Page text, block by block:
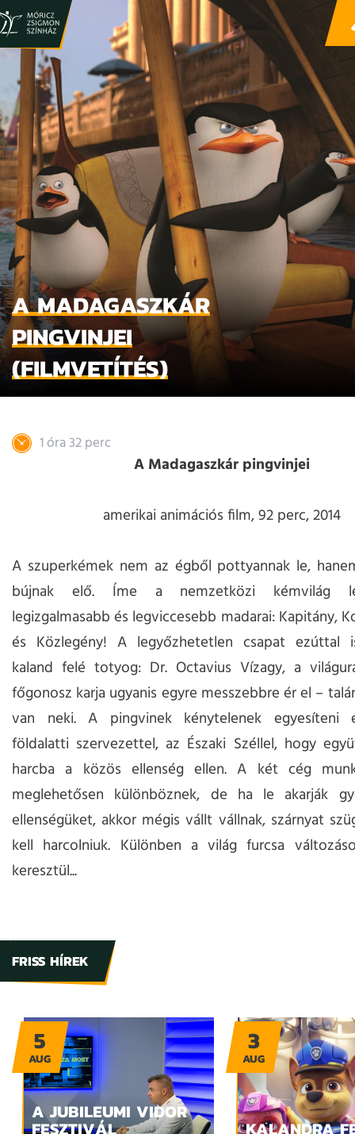
A MADAGASZKÁR
PINGVINJEI
(FILMVETÍTÉS)
1 óra 32 perc
A Madagaszkár pingvinjei
amerikai animációs film, 92 perc, 2014
A szuperkémek nem az égből pottyannak le,
bújnak elő. Íme a nemzetközi kémvilág
legizgalmasabb és legviccesebb madarai: Kapitány,
és Közlegény! A legyőzhetetlen csapat ezúttal
kaland felé totyog: Dr. Octavius Vízagy, a
főgonosz karja ugyanis egyre messzebbre ér el –
van neki. A pingvinek kénytelenek egyesíteni
földalatti szervezettel, az Északi Széllel, hogy
harcba a közös ellenség ellen. A két cég
meglehetősen különböznek, de ha le akarják
ellenségüket, akkor mégis vállt vállnak, szárnyat
kell harcolniuk. Különben a világ furcsa
keresztül...
FRISS HÍREK
A JUBILEUMI VIDOR
FESZTIVÁL
5
AUG
KALANDRA
3
AUG